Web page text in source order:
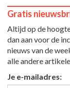
Gratis
Altijd op de
dan aan voor de
nieuws van de
alle andere
Je e-mailadres: